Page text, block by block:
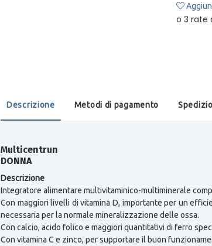
Descrizione Metodi di pagamento
Multicentrun
DONNA
Descrizione
Integratore alimentare multivitaminico-multiminerale
Con maggiori livelli di vitamina D, importante per un
necessaria per la normale mineralizzazione delle ossa.
Con calcio, acido folico e maggiori quantitativi di ferro
Con vitamina C e zinco, per supportare il buon